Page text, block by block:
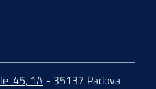
'45, 1A - 35137 Padova